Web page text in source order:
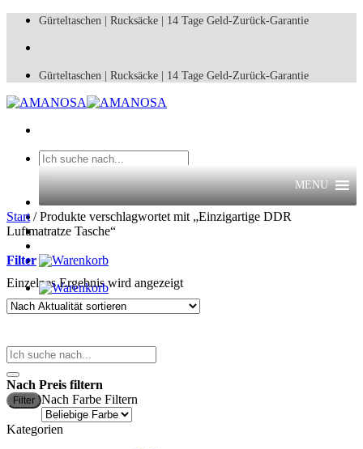
Zum
springen
Gürteltaschen | Rucksäcke | 14 Tage Geld-Zurück-Garantie
Gürteltaschen | Rucksäcke | 14 Tage Geld-Zurück-Garantie
Suchen
nach:
MENU
Start /Produkte verschlagwortet mit „Einzigartige DDR
Luftmatratze Tasche“
Filter
Einzelnes Ergebnis wird angezeigt
Suchen
nach:
Nach Preis filtern
Filter Nach Farbe Filtern
Kategorien